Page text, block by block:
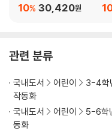
30,420원
10%
관련 분류
국내도서 어린이 3-4학
작동화
국내도서
어린이 5-6학
동화